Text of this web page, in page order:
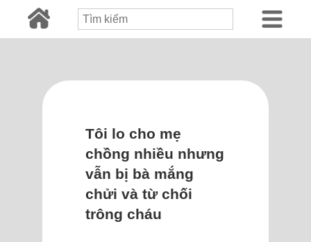
Tôi lo cho mẹ
chồng nhiều nhưng
vẫn bị bà mắng
chửi và từ chối
trông cháu